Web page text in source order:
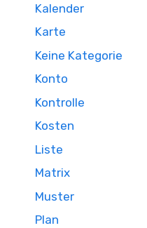
Kalender
Karte
Keine Kategorie
Konto
Kontrolle
Kosten
Liste
Matrix
Muster
Plan